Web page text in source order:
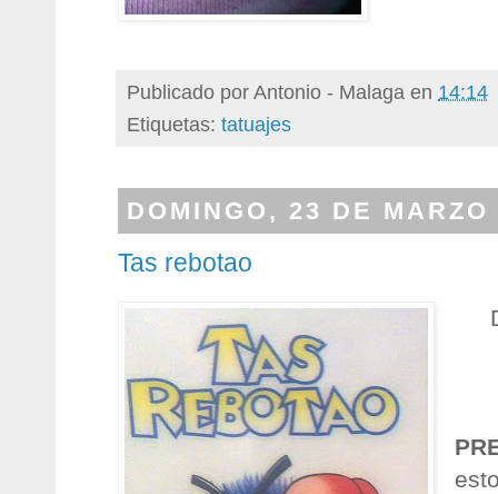
Publicado porAntonio - Malaga en 14:14
Etiquetas: tatuajes
DOMINGO, 23 DE
Tas rebotao